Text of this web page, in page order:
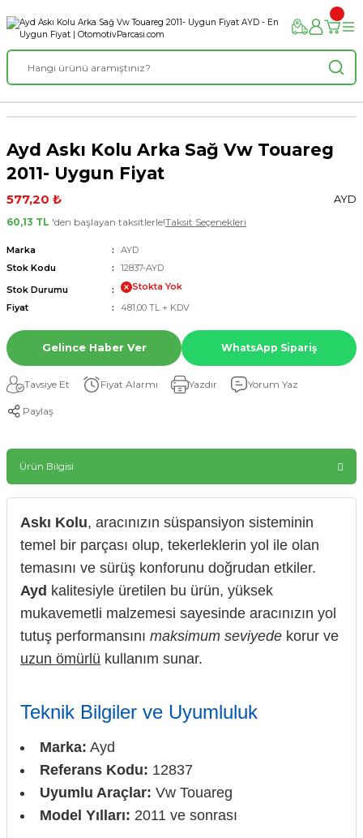
Ayd Askı Kolu Arka Sağ Vw Touareg
2011- Uygun Fiyat
577,20 ₺
AYD
60,13 TL 'den başlayan taksitlerle!Taksit Seçenekleri
Marka
AYD
Stok Kodu
12837-AYD
Stok Durumu
Stokta Yok
Fiyat
481,00 TL + KDV
Gelince Haber Ver WhatsApp Sipariş
Tavsiye Et Fiyat Alarmı Yazdır Yorum Yaz
Paylaş
Ürün Bilgisi
Askı Kolu, aracınızın süspansiyon sisteminin
temel bir parçası olup, tekerleklerin yol ile olan
temasını ve sürüş konforunu doğrudan etkiler.
Ayd kalitesiyle üretilen bu ürün, yüksek
mukavemetli malzemesi sayesinde aracınızın yol
tutuş performansını maksimum seviyede korur ve
uzun ömürlü kullanım sunar.
Teknik Bilgiler ve Uyumluluk
Marka: Ayd
Referans Kodu: 12837
Uyumlu Araçlar: Vw Touareg
Model Yılları: 2011 ve sonrası